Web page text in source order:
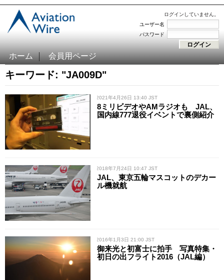
ログインしていません。
ユーザー名
パスワード
ホーム 会員用ページ
キーワード: "JA009D"
/ 2021年4月26日 13:40 JST
8ミリビデオやAMラジオも JAL、
国内線777退役イベントで裏側紹介
/ 2018年7月24日 10:47 JST
JAL、東京五輪マスコットのデカー
ル機就航
/ 2016年1月3日 21:00 JST
御来光と初富士に拍手 写真特集・
初日の出フライト2016（JAL編）